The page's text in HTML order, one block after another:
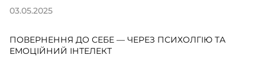
03.05.2025
ПОВЕРНЕННЯ ДО СЕБЕ — ЧЕРЕЗ ПСИХОЛГІЮ ТА
ЕМОЦІЙНИЙ ІНТЕЛЕКТ